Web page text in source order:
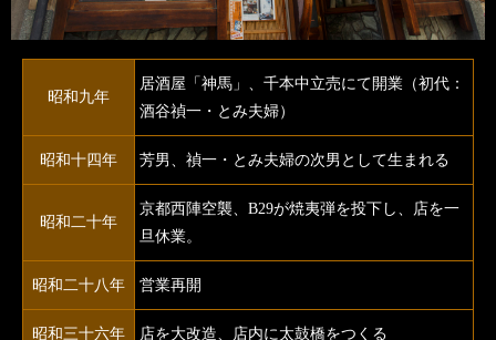
昭和九年
居酒屋「神馬」、千本中立売にて開業（初代：
酒谷禎一・とみ夫婦）
昭和十四年 芳男、禎一・とみ夫婦の次男として生まれる
昭和二十年
京都西陣空襲、B29が焼夷弾を投下し、店を一
旦休業。
昭和二十八年 営業再開
昭和三十六年 店を大改造、店内に太鼓橋をつくる